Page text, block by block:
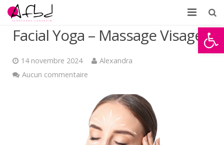
Ouvrir
Accueil
À propos
Facial Yoga – Massage Visage
14 novembre 2024
Alexandra
Aucun commentaire